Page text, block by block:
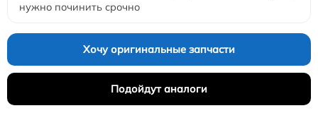
нужно починить срочно
Хочу оригинальные запчасти
Подойдут аналоги